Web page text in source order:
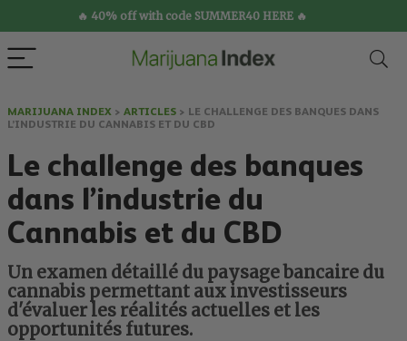
🔥 40% off with code SUMMER40 HERE 🔥
MARIJUANA INDEX > ARTICLES > LE CHALLENGE DES BANQUES DANS
L’INDUSTRIE DU CANNABIS ET DU CBD
Le challenge des banques
dans l’industrie du
Cannabis et du CBD
Un examen détaillé du paysage bancaire du
cannabis permettant aux investisseurs
d'évaluer les réalités actuelles et les
opportunités futures.